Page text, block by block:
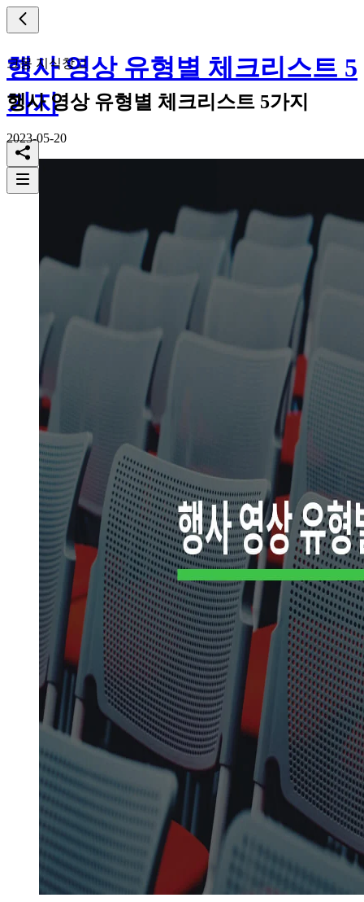
행사 영상 유형별 체크리스트 5
가지
크몽 지식창고
행사 영상 유형별 체크리스트 5가지
2023-05-20